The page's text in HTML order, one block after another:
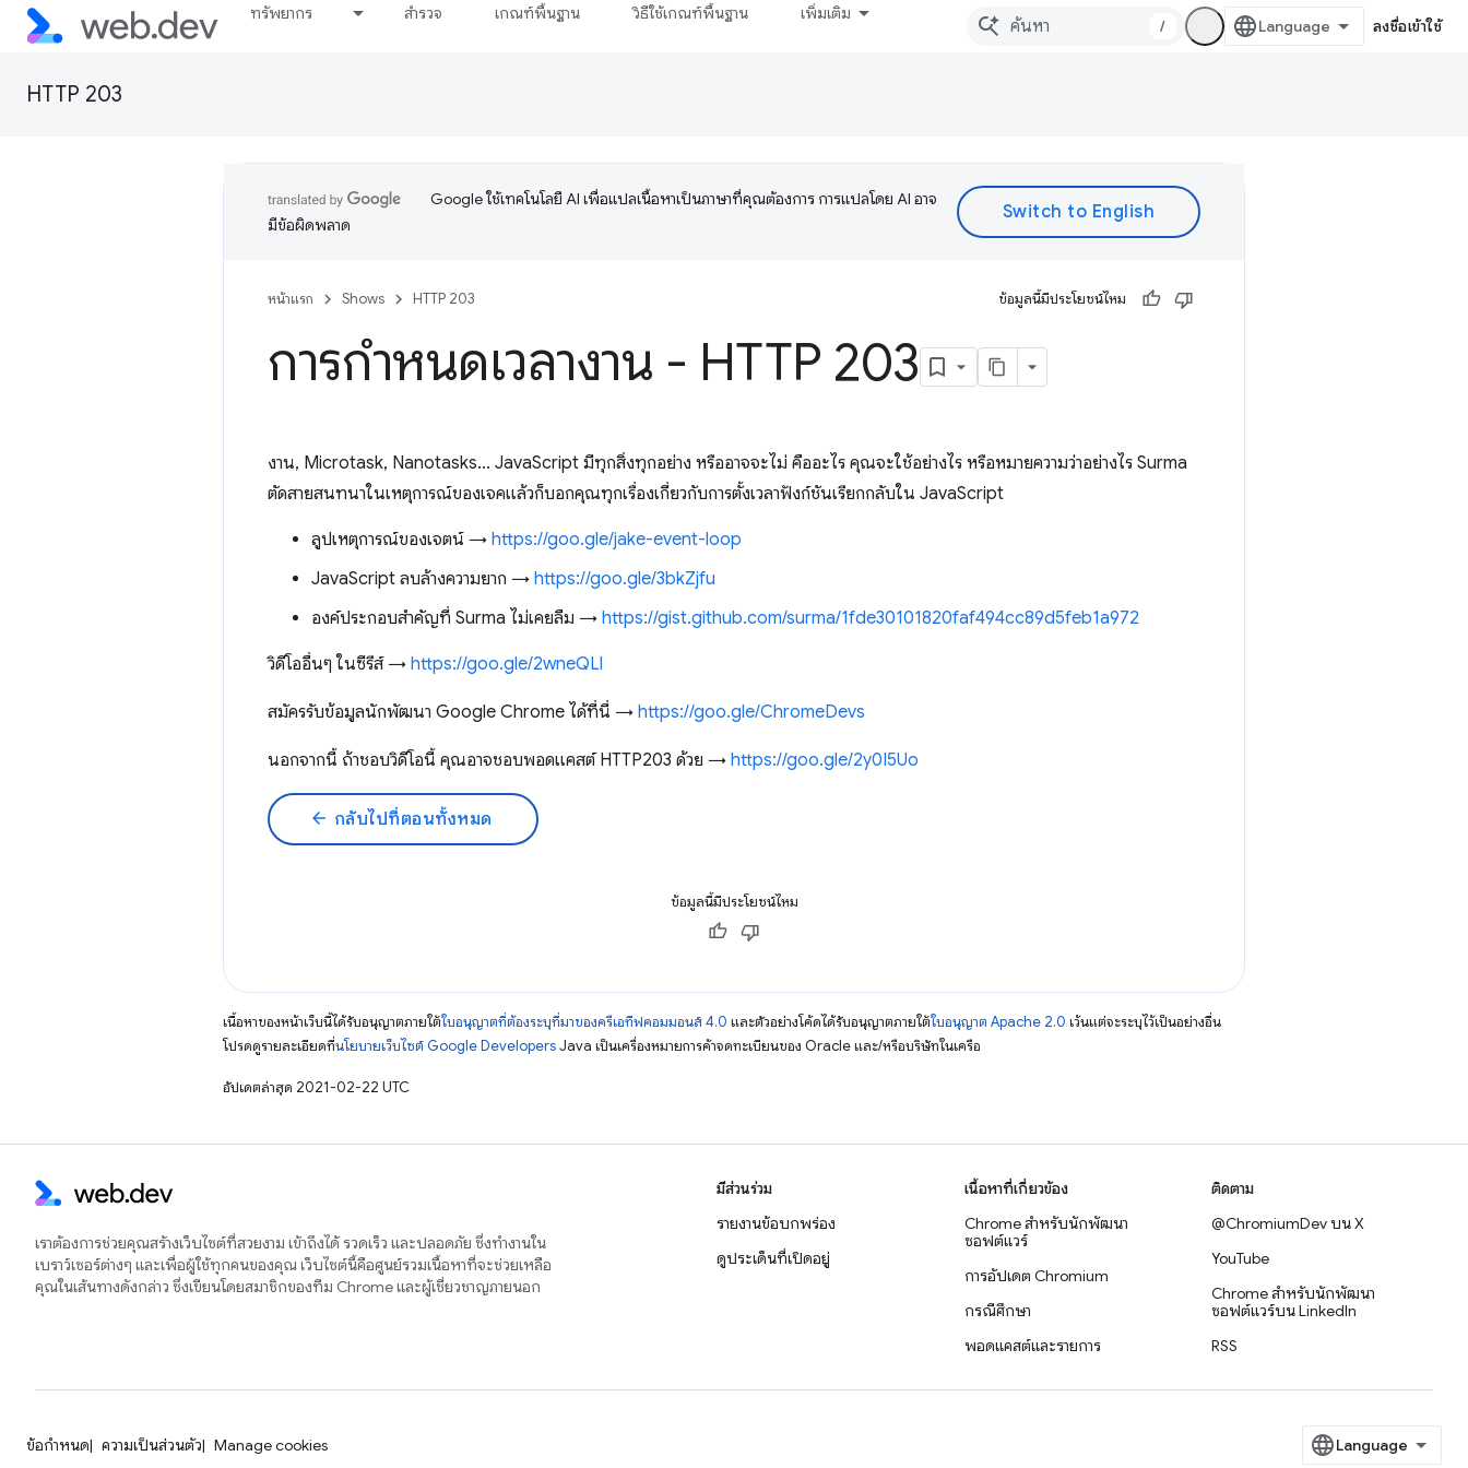
ทรัพยากร สำรวจ เกณฑ์พื้นฐาน วิธีใช้เกณฑ์พื้นฐาน เพิ่มเติม
/ ลงชื่อเข้าใช้
HTTP 203
Google ใช้เทคโนโลยี AI เพื่อแปลเนื้อหาเป็นภาษาที่คุณต้องการ การแปลโดย AI อาจ
มีข้อผิดพลาด
หน้าแรก Shows HTTP 203 ข้อมูลนี้มีประโยชน์ไหม
การกำหนดเวลางาน - HTTP 203
งาน, Microtask, Nanotasks... JavaScript มีทุกสิ่งทุกอย่าง หรืออาจจะไม่ คืออะไร คุณจะใช้อย่างไร หรือหมายความว่าอย่างไร Surma
ตัดสายสนทนาในเหตุการณ์ของเจคแล้วก็บอกคุณทุกเรื่องเกี่ยวกับการตั้งเวลาฟังก์ชันเรียกกลับใน JavaScript
ลูปเหตุการณ์ของเจตน์ → https://goo.gle/jake-event-loop
JavaScript ลบล้างความยาก → https://goo.gle/3bkZjfu
องค์ประกอบสำคัญที่ Surma ไม่เคยลืม → https://gist.github.com/surma/1fde30101820faf494cc89d5feb1a972
วิดีโออื่นๆ ในซีรีส์ → https://goo.gle/2wneQLl
สมัครรับข้อมูลนักพัฒนา Google Chrome ได้ที่นี่ → https://goo.gle/ChromeDevs
นอกจากนี้ ถ้าชอบวิดีโอนี้ คุณอาจชอบพอดแคสต์ HTTP203 ด้วย → https://goo.gle/2y0I5Uo
arrow_back กลับไปที่ตอนทั้งหมด
ข้อมูลนี้มีประโยชน์ไหม
เนื้อหาของหน้าเว็บนี้ได้รับอนุญาตภายใต้ใบอนุญาตที่ต้องระบุที่มาของครีเอทีฟคอมมอนส์ 4.0 และตัวอย่างโค้ดได้รับอนุญาตภายใต้ใบอนุญาต Apache 2.0 เว้นแต่จะระบุไว้เป็นอย่างอื่น
โปรดดูรายละเอียดที่นโยบายเว็บไซต์ Google DevelopersJava เป็นเครื่องหมายการค้าจดทะเบียนของ Oracle และ/หรือบริษัทในเครือ
อัปเดตล่าสุด 2021-02-22 UTC
เราต้องการช่วยคุณสร้างเว็บไซต์ที่สวยงาม เข้าถึงได้ รวดเร็ว และปลอดภัย ซึ่งทำงานใน
เบราว์เซอร์ต่างๆ และเพื่อผู้ใช้ทุกคนของคุณ เว็บไซต์นี้คือศูนย์รวมเนื้อหาที่จะช่วยเหลือ
คุณในเส้นทางดังกล่าว ซึ่งเขียนโดยสมาชิกของทีม Chrome และผู้เชี่ยวชาญภายนอก
มีส่วนร่วม
รายงานข้อบกพร่อง
ดูประเด็นที่เปิดอยู่
เนื้อหาที่เกี่ยวข้อง
Chrome สำหรับนักพัฒนา
ซอฟต์แวร์
การอัปเดต Chromium
กรณีศึกษา
พอดแคสต์และรายการ
ติดตาม
@ChromiumDev บน X
YouTube
Chrome สำหรับนักพัฒนา
ซอฟต์แวร์บน LinkedIn
RSS
ข้อกำหนด ความเป็นส่วนตัว Manage cookies